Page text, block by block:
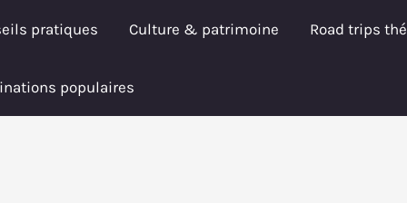
pratiques Culture & patrimoine Road trips
populaires